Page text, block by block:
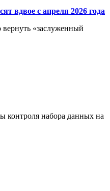
вдвое с апреля 2026 года
«заслуженный
контроля набора данных на